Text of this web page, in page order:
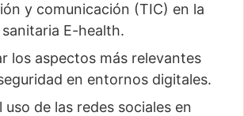
y comunicación (TIC) en la
E-health.
los aspectos más relevantes
en entornos digitales.
uso de las redes sociales en